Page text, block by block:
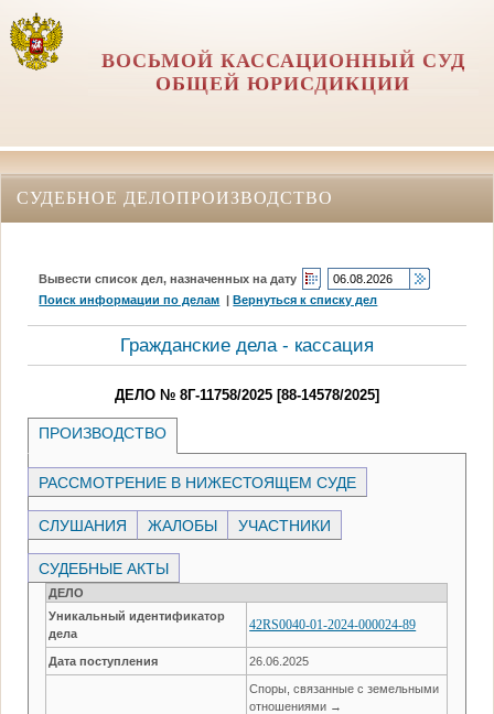
ВОСЬМОЙ КАССАЦИОННЫЙ СУД
ОБЩЕЙ ЮРИСДИКЦИИ
СУДЕБНОЕ ДЕЛОПРОИЗВОДСТВО
Вывести список дел, назначенных на дату
Поиск информации по делам |Вернуться к списку дел
Гражданские дела - кассация
ДЕЛО № 8Г-11758/2025 [88-14578/2025]
ПРОИЗВОДСТВО
РАССМОТРЕНИЕ В НИЖЕСТОЯЩЕМ СУДЕ
СЛУШАНИЯ ЖАЛОБЫ УЧАСТНИКИ
СУДЕБНЫЕ АКТЫ
ДЕЛО
Уникальный идентификатор
дела
42RS0040-01-2024-000024-89
Дата поступления 26.06.2025
Споры, связанные с земельными
отношениями →